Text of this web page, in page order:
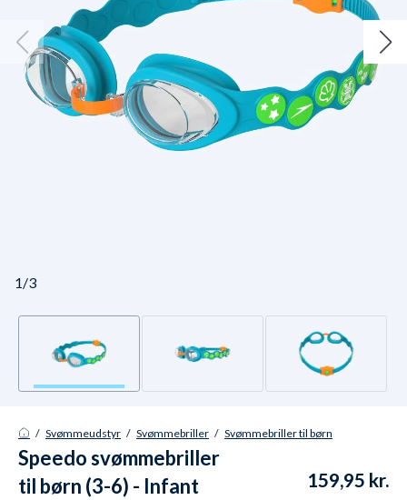
1/3
/ Svømmeudstyr / Svømmebriller / Svømmebriller til børn
Speedo svømmebriller
til børn (3-6) - Infant
159,95 kr.